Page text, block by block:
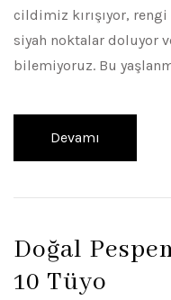
cildimiz kırışıyor,
siyah noktalar doluyor
bilemiyoruz. Bu
Devamı
Doğal
10 Tüyo